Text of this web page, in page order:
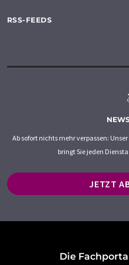
RSS-FEEDS
Ab sofort nichts mehr verpassen:
bringt Sie jeden
JETZT
Die